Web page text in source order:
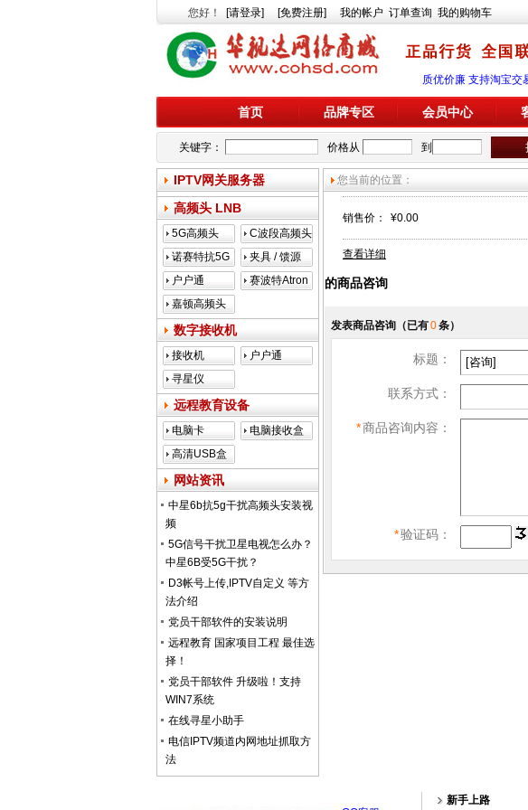
您好 ！ [请登录] [免费注册] 我的帐户 订单查询 我的购物车
质优价廉 支持淘宝交
首页 品牌专区 会员中心
关键字： 价格从 到
IPTV网关服务器
高频头 LNB
5G高频头
C波段高频头
诺赛特抗5G
夹具 / 馈源
户户通
赛波特Atron
嘉顿高频头
数字接收机
接收机
户户通
寻星仪
远程教育设备
电脑卡
电脑接收盒
高清USB盒
子网站资讯
中星6b抗5g干扰高频头安装视
频
5G信号干扰卫星电视怎么办？
中星6B受5G干扰？
D3帐号上传,IPTV自定义 等方
法介绍
党员干部软件的安装说明
远程教育 国家项目工程 最佳选
择！
党员干部软件 升级啦！支持
WIN7系统
在线寻星小助手
电信IPTV频道内网地址抓取方
法
您当前的位置：
销售价： ¥0.00
查看详细
的商品咨询
发表商品咨询 （已有0条）
标题：
联系方式：
*商品咨询内容：
*验证码：
新手上路